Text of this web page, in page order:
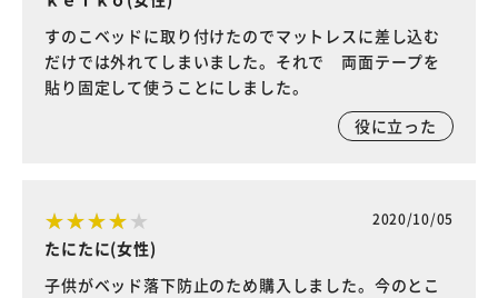
すのこベッドに取り付けたのでマットレスに差し込む
だけでは外れてしまいました。それで 両面テープを
貼り固定して使うことにしました。
役に立った
2020/10/05
たにたに(女性)
子供がベッド落下防止のため購入しました。今のとこ